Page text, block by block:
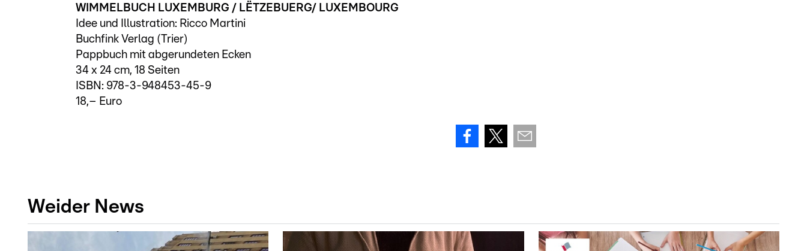
WIMMELBUCH LUXEMBURG / LËTZEBUERG/ LUXEMBOURG
Idee und Illustration: Ricco Martini
Buchfink Verlag (Trier)
Pappbuch mit abgerundeten Ecken
34 x 24 cm, 18 Seiten
ISBN: 978-3-948453-45-9
18,– Euro
Weider News